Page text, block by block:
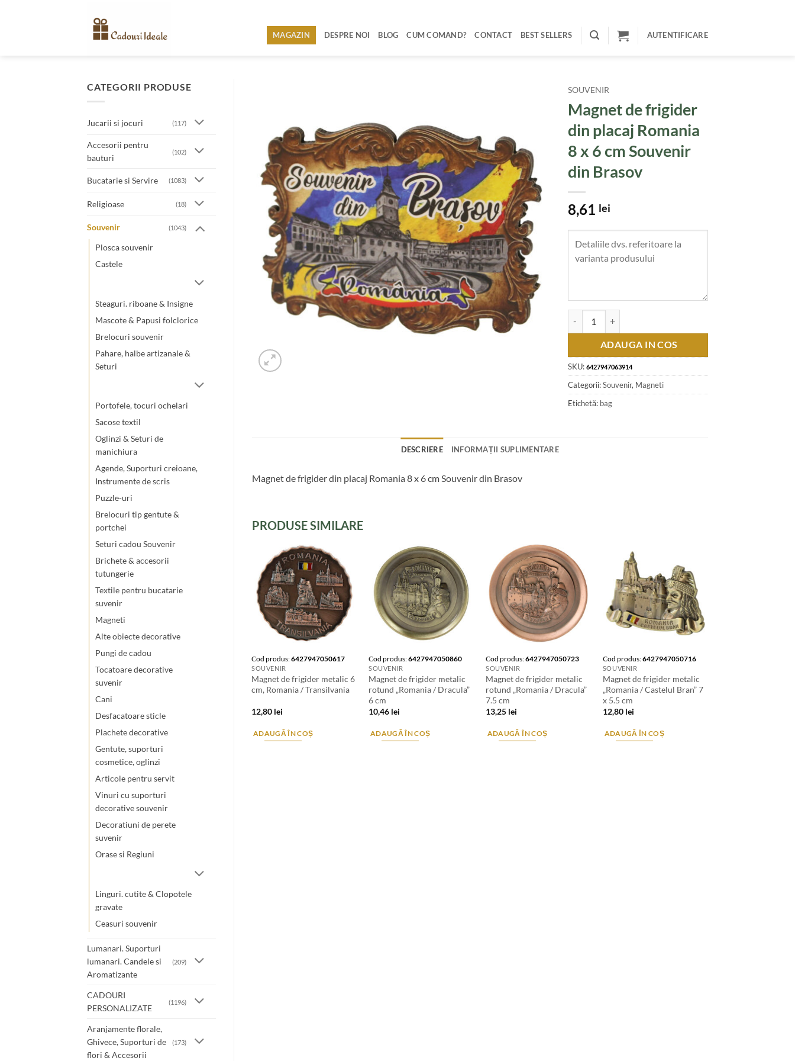
MAGAZIN DESPRE NOI BLOG CUM COMAND? CONTACT BEST SELLERS AUTENTIFICARE
CATEGORII PRODUSE
Jucarii si jocuri (117)
Accesorii pentru
bauturi
(102)
Bucatarie si Servire (1083)
Religioase (18)
Souvenir (1043)
Plosca souvenir
Castele
Steaguri. riboane & Insigne
Mascote & Papusi folclorice
Brelocuri souvenir
Pahare, halbe artizanale &
Seturi
Portofele, tocuri ochelari
Sacose textil
Oglinzi & Seturi de
manichiura
Agende, Suporturi creioane,
Instrumente de scris
Puzzle-uri
Brelocuri tip gentute &
portchei
Seturi cadou Souvenir
Brichete & accesorii
tutungerie
Textile pentru bucatarie
suvenir
Magneti
Alte obiecte decorative
Pungi de cadou
Tocatoare decorative
suvenir
Cani
Desfacatoare sticle
Plachete decorative
Gentute, suporturi
cosmetice, oglinzi
Articole pentru servit
Vinuri cu suporturi
decorative souvenir
Decoratiuni de perete
suvenir
Orase si Regiuni
Linguri. cutite & Clopotele
gravate
Ceasuri souvenir
Lumanari. Suporturi
lumanari. Candele si
Aromatizante
(209)
CADOURI
PERSONALIZATE
(1196)
Aranjamente florale,
Ghivece, Suporturi de
flori & Accesorii
(173)
SOUVENIR
Magnet de frigider
din placaj Romania
8 x 6 cm Souvenir
din Brasov
8,61 lei
ADAUGA IN COS
SKU: 6427947063914
Categorii:Souvenir, Magneti
Etichetă: bag
DESCRIERE INFORMAȚII SUPLIMENTARE
Magnet de frigider din placaj Romania 8 x 6 cm Souvenir din Brasov
PRODUSE SIMILARE
Cod produs:6427947050617
SOUVENIR
Magnet de frigider metalic 6
cm, Romania / Transilvania
12,80 lei
ADAUGĂ ÎN COȘ
Cod produs:6427947050860
SOUVENIR
Magnet de frigider metalic
rotund „Romania / Dracula”
6 cm
10,46 lei
ADAUGĂ ÎN COȘ
Cod produs:6427947050723
SOUVENIR
Magnet de frigider metalic
rotund „Romania / Dracula”
7.5 cm
13,25 lei
ADAUGĂ ÎN COȘ
Cod produs:6427947050716
SOUVENIR
Magnet de frigider metalic
„Romania / Castelul Bran” 7
x 5.5 cm
12,80 lei
ADAUGĂ ÎN COȘ